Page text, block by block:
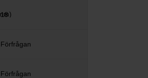
18
Förfrågan
Förfrågan